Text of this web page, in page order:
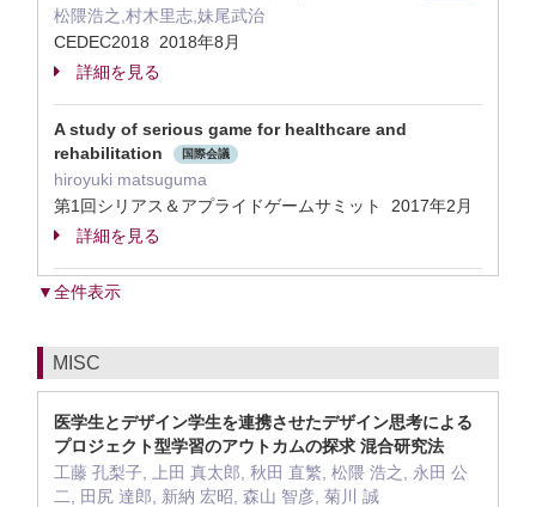
松隈浩之,村木里志,妹尾武治
CEDEC2018 2018年8月
詳細を見る
A study of serious game for healthcare and
rehabilitation
国際会議
hiroyuki matsuguma
第1回シリアス＆アプライドゲームサミット 2017年2月
詳細を見る
▼全件表示
MISC
医学生とデザイン学生を連携させたデザイン思考による
プロジェクト型学習のアウトカムの探求 混合研究法
工藤 孔梨子, 上田 真太郎, 秋田 直繁, 松隈 浩之, 永田 公
二, 田尻 達郎, 新納 宏昭, 森山 智彦, 菊川 誠